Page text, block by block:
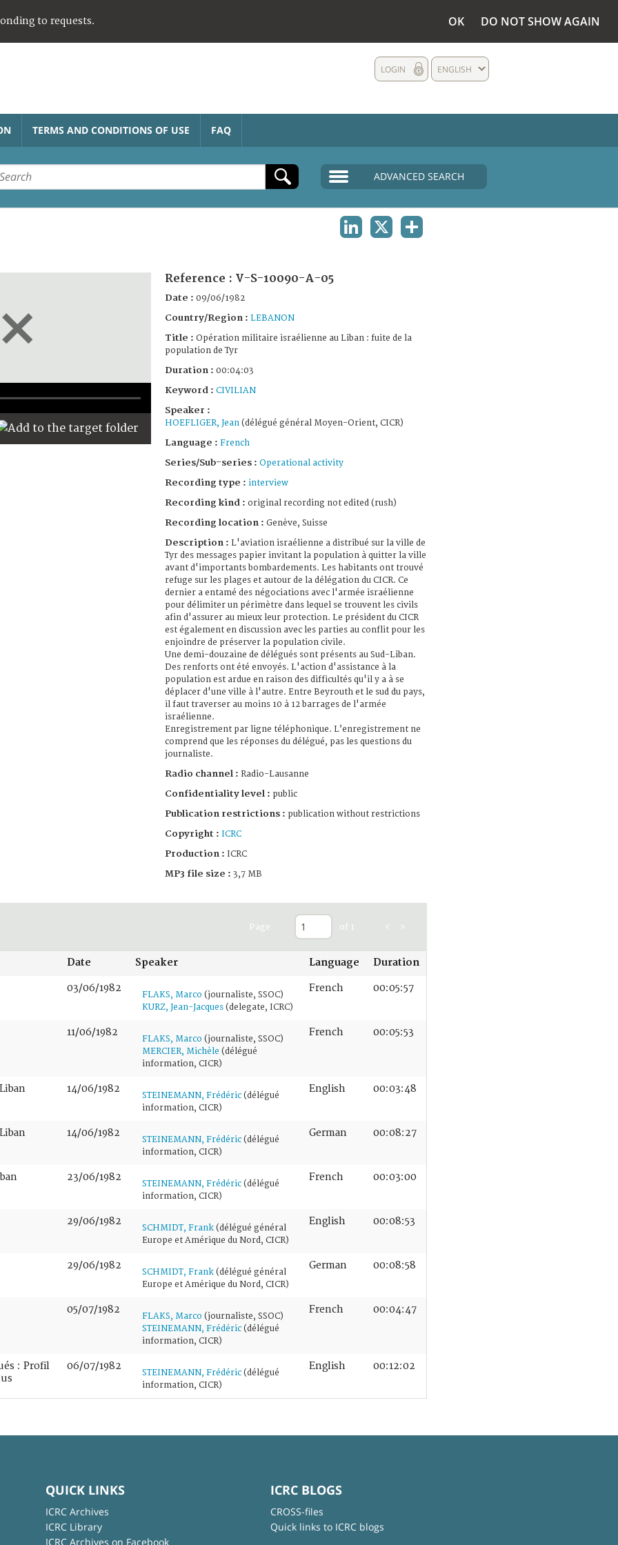
to requests. OK DO NOT SHOW AGAIN
ENGLISH
LOGIN
TERMS AND CONDITIONS OF USE FAQ
ADVANCED SEARCH
Reference : V-S-10090-A-05
Date : 09/06/1982
Country/Region : LEBANON
Title : Opération militaire israélienne au Liban : fuite de la
population de Tyr
Duration : 00:04:03
Keyword : CIVILIAN
Speaker :
HOEFLIGER, Jean (délégué général Moyen-Orient, CICR)
Language : French
Series/Sub-series : Operational activity
Recording type : interview
Recording kind : original recording not edited (rush)
Recording location : Genève, Suisse
Description : L'aviation israélienne a distribué sur la ville de
Tyr des messages papier invitant la population à quitter la ville
avant d'importants bombardements. Les habitants ont trouvé
refuge sur les plages et autour de la délégation du CICR. Ce
dernier a entamé des négociations avec l'armée israélienne
pour délimiter un périmètre dans lequel se trouvent les civils
afin d'assurer au mieux leur protection. Le président du CICR
est également en discussion avec les parties au conflit pour les
enjoindre de préserver la population civile.
Une demi-douzaine de délégués sont présents au Sud-Liban.
Des renforts ont été envoyés. L'action d'assistance à la
population est ardue en raison des difficultés qu'il y a à se
déplacer d'une ville à l'autre. Entre Beyrouth et le sud du pays,
il faut traverser au moins 10 à 12 barrages de l'armée
israélienne.
Enregistrement par ligne téléphonique. L’enregistrement ne
comprend que les réponses du délégué, pas les questions du
journaliste.
Radio channel : Radio-Lausanne
Confidentiality level : public
Publication restrictions : publication without restrictions
Copyright : ICRC
Production : ICRC
MP3 file size : 3,7 MB
Page of 1 < >
Date Speaker Language Duration
03/06/1982
FLAKS, Marco (journaliste, SSOC)
KURZ, Jean-Jacques (delegate, ICRC)
French 00:05:57
11/06/1982
FLAKS, Marco (journaliste, SSOC)
MERCIER, Michèle (délégué
information, CICR)
French 00:05:53
14/06/1982
STEINEMANN, Frédéric (délégué
information, CICR)
English 00:03:48
14/06/1982
STEINEMANN, Frédéric (délégué
information, CICR)
German 00:08:27
23/06/1982
STEINEMANN, Frédéric (délégué
information, CICR)
French 00:03:00
29/06/1982
SCHMIDT, Frank (délégué général
Europe et Amérique du Nord, CICR)
English 00:08:53
29/06/1982
SCHMIDT, Frank (délégué général
Europe et Amérique du Nord, CICR)
German 00:08:58
05/07/1982
FLAKS, Marco (journaliste, SSOC)
STEINEMANN, Frédéric (délégué
information, CICR)
French 00:04:47
: Profil
06/07/1982
STEINEMANN, Frédéric (délégué
information, CICR)
English 00:12:02
QUICK LINKS
ICRC Archives
ICRC Library
ICRC Archives on Facebook
ICRC BLOGS
CROSS-files
Quick links to ICRC blogs